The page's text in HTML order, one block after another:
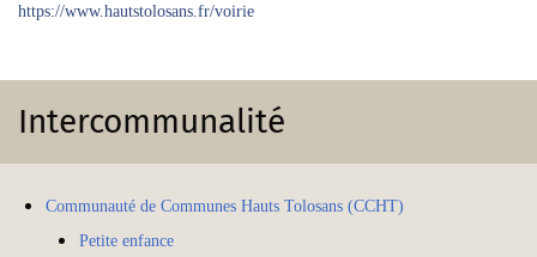
https://www.hautstolosans.fr/voirie
Intercommunalité
Communauté de Communes Hauts Tolosans (CCHT)
Petite enfance